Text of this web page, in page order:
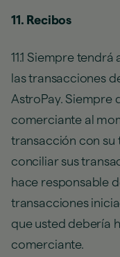
11. Recibos
11.1 Siempre
las transacciones
AstroPay. Siempre
comerciante al
transacción con su
conciliar sus
hace responsable
transacciones
que usted debería
comerciante.